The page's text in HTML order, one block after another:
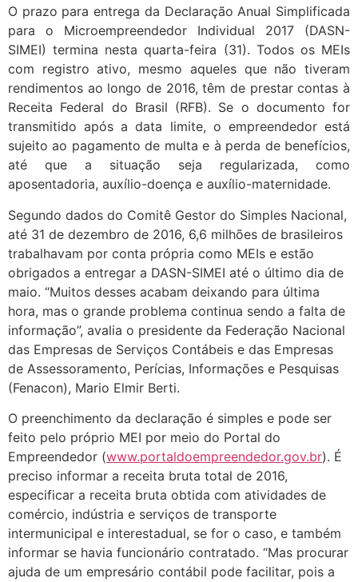
O prazo para entrega da Declaração Anual Simplificada
para o Microempreendedor Individual 2017 (DASN-
SIMEI) termina nesta quarta-feira (31). Todos os MEIs
com registro ativo, mesmo aqueles que não tiveram
rendimentos ao longo de 2016, têm de prestar contas à
Receita Federal do Brasil (RFB). Se o documento for
transmitido após a data limite, o empreendedor está
sujeito ao pagamento de multa e à perda de benefícios,
até que a situação seja regularizada, como
aposentadoria, auxílio-doença e auxílio-maternidade.
Segundo dados do Comitê Gestor do Simples Nacional,
até 31 de dezembro de 2016, 6,6 milhões de brasileiros
trabalhavam por conta própria como MEIs e estão
obrigados a entregar a DASN-SIMEI até o último dia de
maio. “Muitos desses acabam deixando para última
hora, mas o grande problema continua sendo a falta de
informação”, avalia o presidente da Federação Nacional
das Empresas de Serviços Contábeis e das Empresas
de Assessoramento, Perícias, Informações e Pesquisas
(Fenacon), Mario Elmir Berti.
O preenchimento da declaração é simples e pode ser
feito pelo próprio MEI por meio do Portal do
Empreendedor (www.portaldoempreendedor.gov.br). É
preciso informar a receita bruta total de 2016,
especificar a receita bruta obtida com atividades de
comércio, indústria e serviços de transporte
intermunicipal e interestadual, se for o caso, e também
informar se havia funcionário contratado. “Mas procurar
ajuda de um empresário contábil pode facilitar, pois a